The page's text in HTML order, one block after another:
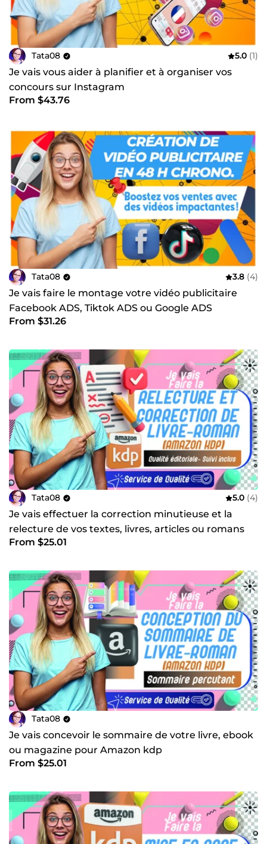
Tata08 5.0 (1)
Je vais vous aider à planifier et à organiser vos
concours sur Instagram
From $43.76
Tata08 3.8 (4)
Je vais faire le montage votre vidéo publicitaire
Facebook ADS, Tiktok ADS ou Google ADS
From $31.26
Tata08 5.0 (4)
Je vais effectuer la correction minutieuse et la
relecture de vos textes, livres, articles ou romans
From $25.01
Tata08
Je vais concevoir le sommaire de votre livre, ebook
ou magazine pour Amazon kdp
From $25.01